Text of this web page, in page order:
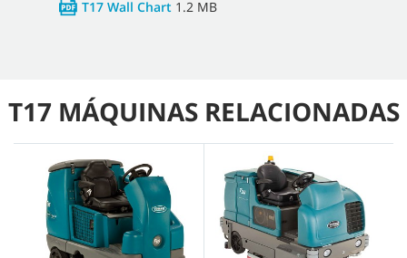
T17 Wall Chart 1.2 MB
T17 MÁQUINAS RELACIONADAS